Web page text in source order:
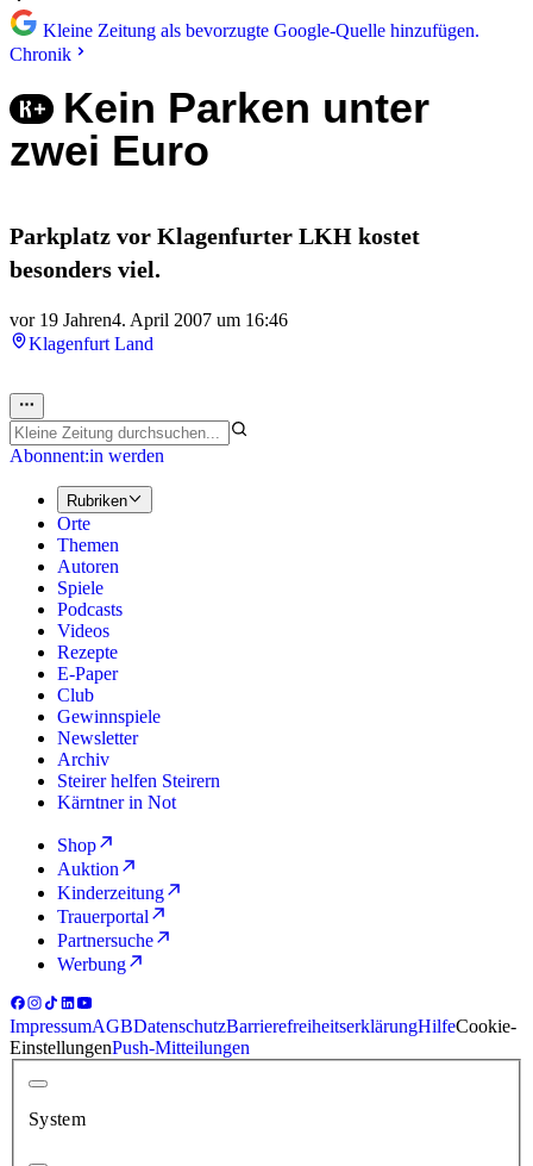
Kleine Zeitung als bevorzugte Google-Quelle hinzufügen.
Chronik
Kein Parken unter
zwei Euro
Parkplatz vor Klagenfurter LKH kostet
besonders viel.
vor 19 Jahren4. April 2007 um 16:46
Klagenfurt Land
Abonnent:in werden
Rubriken
Orte
Themen
Autoren
Spiele
Podcasts
Videos
Rezepte
E-Paper
Club
Gewinnspiele
Newsletter
Archiv
Steirer helfen Steirern
Kärntner in Not
Shop
Auktion
Kinderzeitung
Trauerportal
Partnersuche
Werbung
ImpressumAGBDatenschutzBarrierefreiheitserklärungHilfeCookie-
EinstellungenPush-Mitteilungen
System